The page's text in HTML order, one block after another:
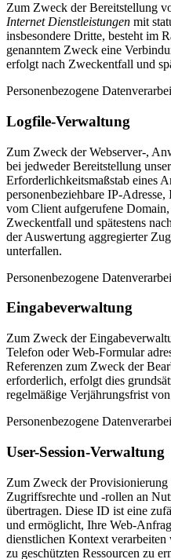
Zum Zweck der Bereitstellung
Internet Dienstleistungen mit
insbesondere Dritte, besteht im
genanntem Zweck eine
erfolgt nach Zweckentfall und
Personenbezogene
Logfile-Verwaltung
Zum Zweck der Webserver-,
bei jedweder Bereitstellung
Erforderlichkeitsmaßstab eines
personenbeziehbare IP-
vom Client aufgerufene
Zweckentfall und spätestens
der Auswertung aggregierter
unterfallen.
Personenbezogene
Eingabeverwaltung
Zum Zweck der
Telefon oder Web-Formular
Referenzen zum Zweck der
erforderlich, erfolgt dies
regelmäßige Verjährungsfrist
Personenbezogene
User-Session-Verwaltung
Zum Zweck der Provisionierung
Zugriffsrechte und -rollen an
übertragen. Diese ID ist eine
und ermöglicht, Ihre Web-
dienstlichen Kontext
zu geschützten Ressourcen zu